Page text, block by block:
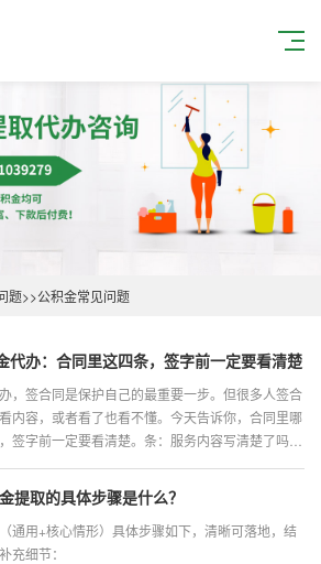
题>>公积金常见问题
代办：合同里这四条，签字前一定要看清楚
，签合同是保护自己的最重要一步。但很多人签合
内容，或者看了也看不懂。今天告诉你，合同里哪
签字前一定要看清楚。条：服务内容写清楚了吗正
体的。比如“协助客户办理北京市租房提取业务...
提取的具体步骤是什么？
通用+核心情形）具体步骤如下，清晰可落地，结
充细节：